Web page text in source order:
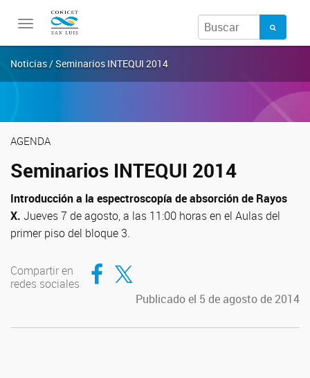
Toggle
Noticias / Seminarios INTEQUI 2014
AGENDA
Seminarios INTEQUI 2014
Introducción a la espectroscopía de absorción de Rayos
X. Jueves 7 de agosto, a las 11:00 horas en el Aulas del
primer piso del bloque 3.
Compartir en
redes sociales
Compartir en Facebook
Compartir en Twitter
Publicado el 5 de agosto de 2014